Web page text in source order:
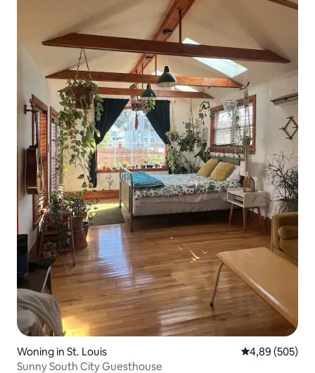
Woning in St. Louis Gemiddelde
4,89 (505)
Sunny South City Guesthouse